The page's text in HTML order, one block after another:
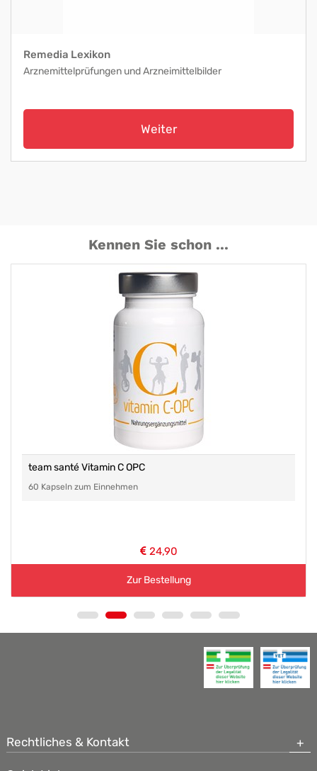
Remedia Lexikon
Arznemittelprüfungen und Arzneimittelbilder
Weiter
Kennen Sie schon ...
team santé Vitamin C OPC
60 Kapseln zum Einnehmen
24,90
Zur Bestellung
Rechtliches & Kontakt